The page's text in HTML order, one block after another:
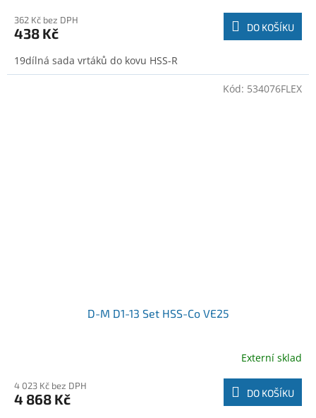
362 Kč bez DPH
438 Kč DO KOŠÍKU
19dílná sada vrtáků do kovu HSS-R
D-M D1-13 Set HSS-Co VE25
Externí sklad
4 023 Kč bez DPH
4 868 Kč DO KOŠÍKU
Kód: 534076FLEX